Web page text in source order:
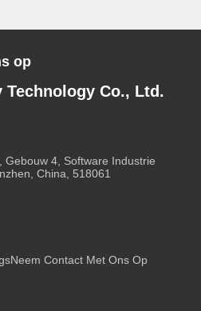
op
Technology Co., Ltd.
Gebouw 4, Software Industrie
China, 518061
Neem Contact Met Ons Op